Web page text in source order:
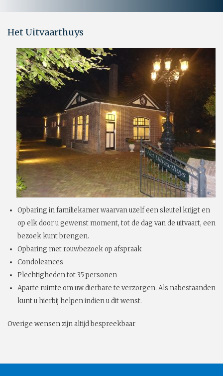
Het Uitvaarthuys
Opbaring in familiekamer waarvan uzelf een sleutel krijgt en
op elk door u gewenst moment, tot de dag van de uitvaart, een
bezoek kunt brengen.
Opbaring met rouwbezoek op afspraak
Condoleances
Plechtigheden tot 35 personen
Aparte ruimte om uw dierbare te verzorgen. Als nabestaanden
kunt u hierbij helpen indien u dit wenst.
Overige wensen zijn altijd bespreekbaar